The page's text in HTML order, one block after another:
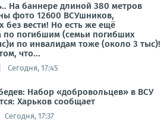
На баннере длиной 380 метров
фото 12600 ВСУшников,
без вести! Но есть же ещё
по погибшим (семьи погибших
по инвалидам тоже (около 3 тыс)!
что...
Сегодня, 17:45
Набор «добровольцев» в ВСУ
Харьков сообщает
Сегодня, 17:37